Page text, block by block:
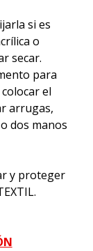
si es
o
secar.
para
el
arrugas,
dos manos
y proteger